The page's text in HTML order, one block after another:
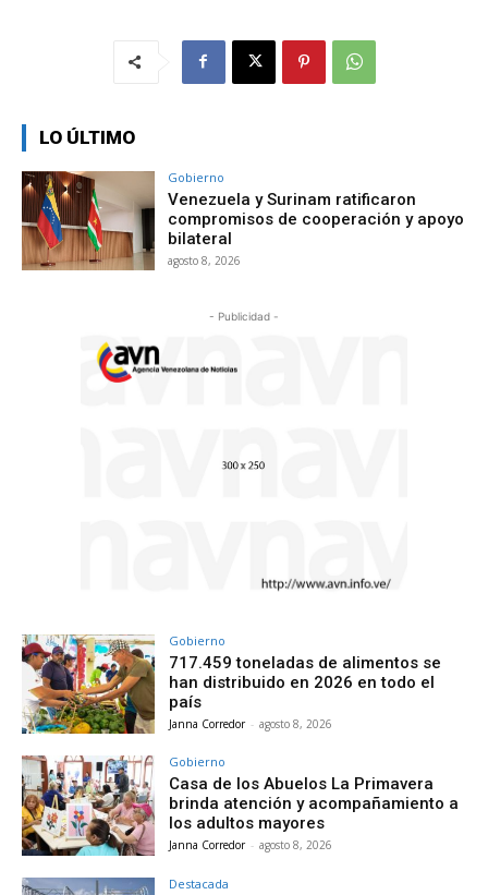
LO ÚLTIMO
Gobierno
Venezuela y Surinam ratificaron
compromisos de cooperación y apoyo
bilateral
agosto 8, 2026
- Publicidad -
Gobierno
717.459 toneladas de alimentos se
han distribuido en 2026 en todo el
país
Janna Corredor - agosto 8, 2026
Gobierno
Casa de los Abuelos La Primavera
brinda atención y acompañamiento a
los adultos mayores
Janna Corredor - agosto 8, 2026
Destacada